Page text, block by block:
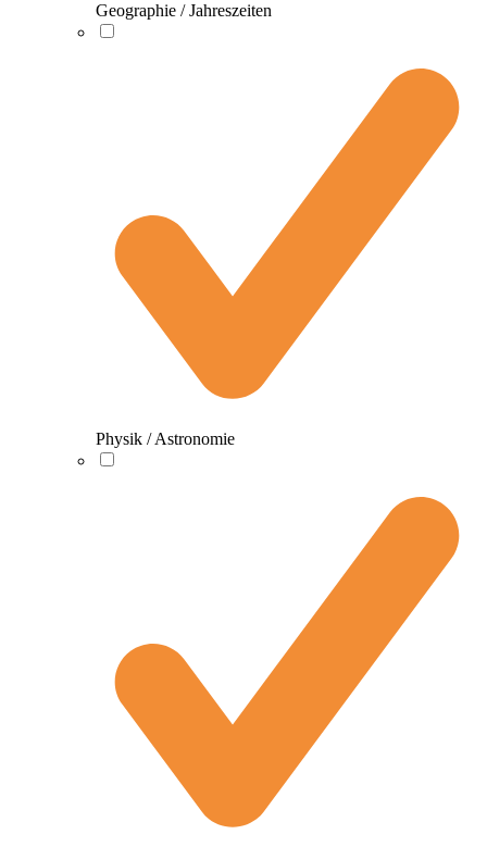
Geographie / Jahreszeiten
Physik / Astronomie